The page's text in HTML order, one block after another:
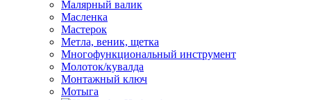
Малярный валик
Масленка
Мастерок
Метла, веник, щетка
Многофункциональный инструмент
Молоток/кувалда
Монтажный ключ
Мотыга